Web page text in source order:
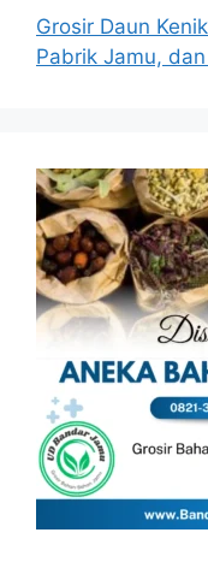
Grosir Daun
Pabrik Jamu,